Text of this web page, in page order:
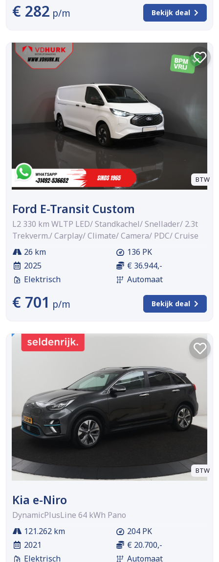
€ 282 p/m Bekijk deal
BTW
Ford E-Transit Custom
L2 330 km WLTP LED/ Standkachel/ Snellader/ 2.3t
Trekverm./ Carplay/ Climate/ Camera/ PDC/ Cruise
26 km
2025
Elektrisch
136 PK
€ 36.944,-
Automaat
€ 701 p/m Bekijk deal
BTW
Kia e-Niro
DynamicPlusLine 64 kWh Pano
121.262 km
2021
Elektrisch
204 PK
€ 20.700,-
Automaat